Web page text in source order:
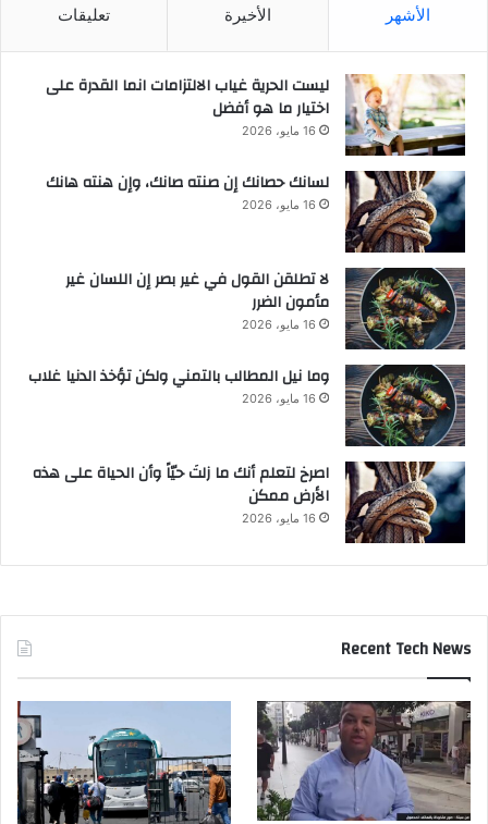
الأشهر الأخيرة تعليقات
ليست الحرية غياب الالتزامات انما القدرة على
اختيار ما هو أفضل
16 مايو، 2026
لسانك حصانك إن صنته صانك، وإن هنته هانك
16 مايو، 2026
لا تطلقن القول في غير بصر إن اللسان غير
مأمون الضرر
16 مايو، 2026
وما نيل المطالب بالتمني ولكن تؤخذ الدنيا غلاب
16 مايو، 2026
‫اصرخ لتعلم أنك ما زلتَ حيّاً وأن الحياة على هذه
الأرض ممكن
16 مايو، 2026
Recent Tech News